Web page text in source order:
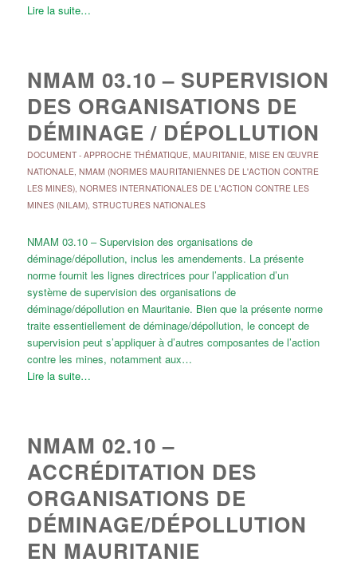
Lire la suite…
NMAM 03.10 – SUPERVISION
DES ORGANISATIONS DE
DÉMINAGE / DÉPOLLUTION
DOCUMENT- APPROCHE THÉMATIQUE, MAURITANIE, MISE EN ŒUVRE
NATIONALE, NMAM (NORMES MAURITANIENNES DE L'ACTION CONTRE
LES MINES), NORMES INTERNATIONALES DE L'ACTION CONTRE LES
MINES (NILAM), STRUCTURES NATIONALES
NMAM 03.10 – Supervision des organisations de
déminage/dépollution, inclus les amendements. La présente
norme fournit les lignes directrices pour l’application d’un
système de supervision des organisations de
déminage/dépollution en Mauritanie. Bien que la présente norme
traite essentiellement de déminage/dépollution, le concept de
supervision peut s’appliquer à d’autres composantes de l’action
contre les mines, notamment aux…
Lire la suite…
NMAM 02.10 –
ACCRÉDITATION DES
ORGANISATIONS DE
DÉMINAGE/DÉPOLLUTION
EN MAURITANIE